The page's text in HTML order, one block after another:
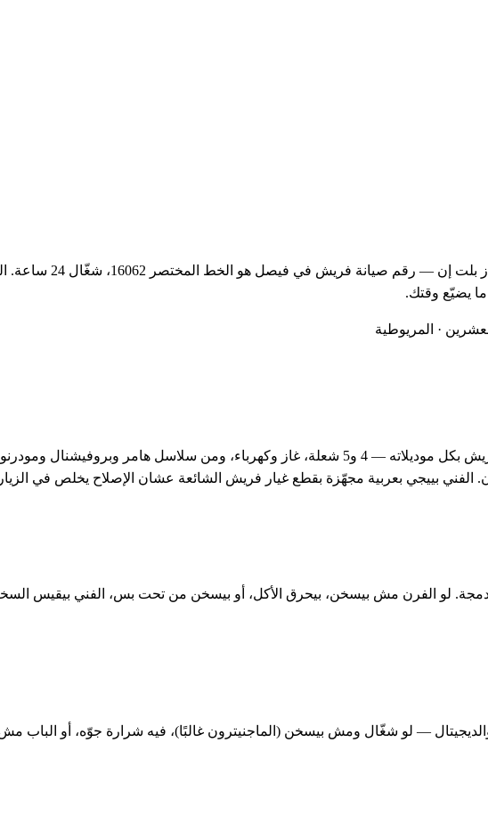
سواء محتاج صيانة
يضيّع وقتك.
· المريوطية
أشهر خدمة بنقدّمها في فيصل هي صيانة وتصليح بوتاجاز فريش بكل موديلاته — 4 و5 شعلة، غاز
الفني بييجي بعربية مجهّزة بقطع غيار فريش الشائعة عشان الإصلاح يخلص في
لو الفرن مش بيسخن، بيحرق الأكل، أو بيسخن من تحت بس، الفني بيقيس
— لو شغّال ومش بيسخن (الماجنيترون غالبًا)، فيه شرارة جوّه، أو الباب